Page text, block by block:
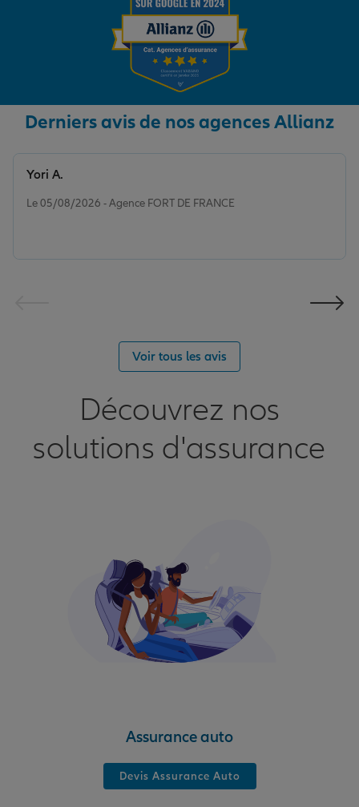
Derniers avis de nos agences Allianz
Le 05/08/2026 - Agence FORT DE FRANCE
Yori A.
Voir tous les avis
Découvrez nos
solutions d'assurance
Assurance auto
Devis Assurance Auto